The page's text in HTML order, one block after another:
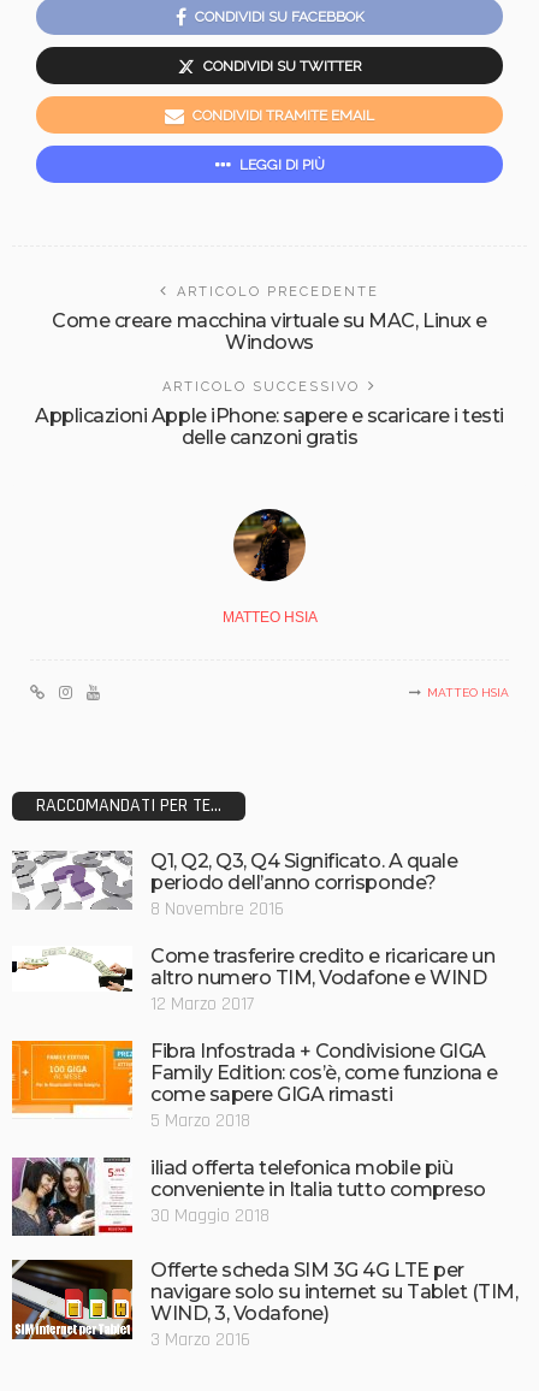
CONDIVIDI SU FACEBBOK
CONDIVIDI SU TWITTER
CONDIVIDI TRAMITE EMAIL
LEGGI DI PIÙ
ARTICOLO PRECEDENTE
Come creare macchina virtuale su MAC, Linux e
Windows
ARTICOLO SUCCESSIVO
Applicazioni Apple iPhone: sapere e scaricare i testi
delle canzoni gratis
MATTEO HSIA
MATTEO HSIA
RACCOMANDATI PER TE...
Q1, Q2, Q3, Q4 Significato. A quale
periodo dell’anno corrisponde?
8 Novembre 2016
Come trasferire credito e ricaricare un
altro numero TIM, Vodafone e WIND
12 Marzo 2017
Fibra Infostrada + Condivisione GIGA
Family Edition: cos’è, come funziona e
come sapere GIGA rimasti
5 Marzo 2018
iliad offerta telefonica mobile più
conveniente in Italia tutto compreso
30 Maggio 2018
Offerte scheda SIM 3G 4G LTE per
navigare solo su internet su Tablet (TIM,
WIND, 3, Vodafone)
3 Marzo 2016